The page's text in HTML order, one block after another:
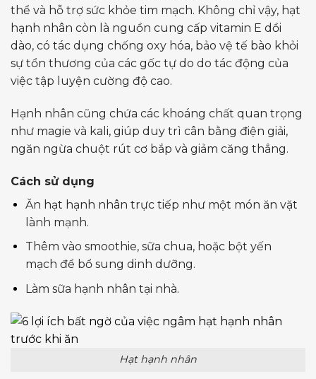
thể và hỗ trợ sức khỏe tim mạch. Không chỉ vậy, hạt
hạnh nhân còn là nguồn cung cấp vitamin E dồi
dào, có tác dụng chống oxy hóa, bảo vệ tế bào khỏi
sự tổn thương của các gốc tự do do tác động của
việc tập luyện cường độ cao.
Hạnh nhân cũng chứa các khoáng chất quan trọng
như magie và kali, giúp duy trì cân bằng điện giải,
ngăn ngừa chuột rút cơ bắp và giảm căng thẳng.
Cách sử dụng
Ăn hạt hạnh nhân trực tiếp như một món ăn vặt
lành mạnh.
Thêm vào smoothie, sữa chua, hoặc bột yến
mạch để bổ sung dinh dưỡng.
Làm sữa hạnh nhân tại nhà.
Hạt hạnh nhân